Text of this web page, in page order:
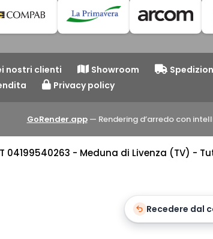
nostri clienti Showroom
Privacy policy
GoRender.app— Rendering d’arredo con
IT 04199540263 - Meduna di Livenza (TV) -
Recedere dal